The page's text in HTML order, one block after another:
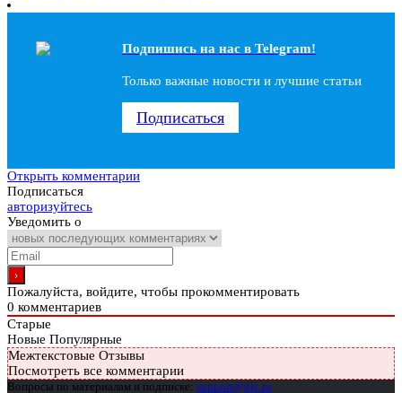
Подпишись на наc в Telegram!
Только важные новости и лучшие статьи
Подписаться
Открыть комментарии
Подписаться
авторизуйтесь
Уведомить о
Пожалуйста, войдите, чтобы прокомментировать
0 комментариев
Старые
Новые Популярные
Межтекстовые Отзывы
Посмотреть все комментарии
Вопросы по материалам и подписке: support@glc.ru